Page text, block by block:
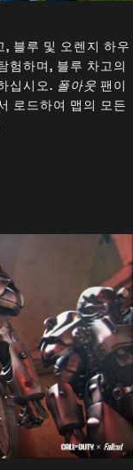
, 블루 및 오렌지 하우
험하며, 블루 차고의
십시오. 폴아웃 팬이
로드하여 맵의 모든